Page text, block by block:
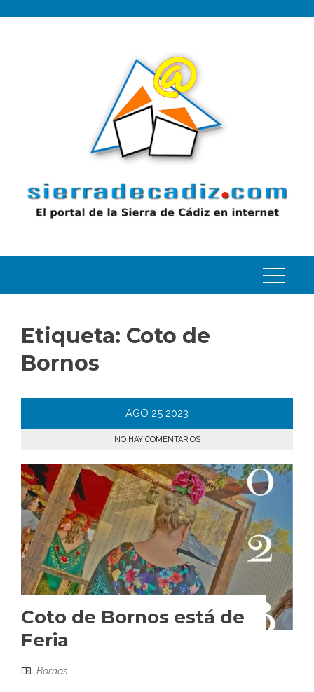
Etiqueta: Coto de
Bornos
AGO 25 2023
NO HAY COMENTARIOS
Coto de Bornos está de
Feria
Bornos